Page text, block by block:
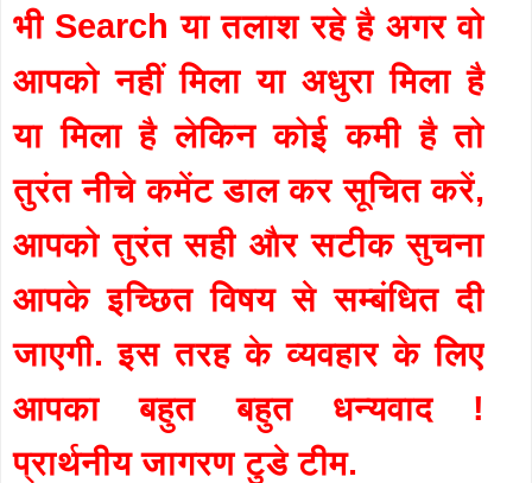
भी Search या तलाश रहे है अगर वो
आपको नहीं मिला या अधुरा मिला है
या मिला है लेकिन कोई कमी है तो
तुरंत नीचे कमेंट डाल कर सूचित करें,
आपको तुरंत सही और सटीक सुचना
आपके इच्छित विषय से सम्बंधित दी
जाएगी. इस तरह के व्यवहार के लिए
आपका बहुत बहुत धन्यवाद !
प्रार्थनीय जागरण टुडे टीम.